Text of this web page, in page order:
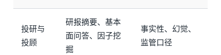
投研与
投顾
研报摘要、基本
面问答、因子挖
掘
事实性、幻觉、
监管口径